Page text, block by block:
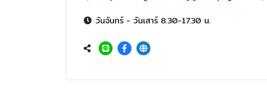
วันจันทร์ - วันเสาร์ 8.30-17.30 น.